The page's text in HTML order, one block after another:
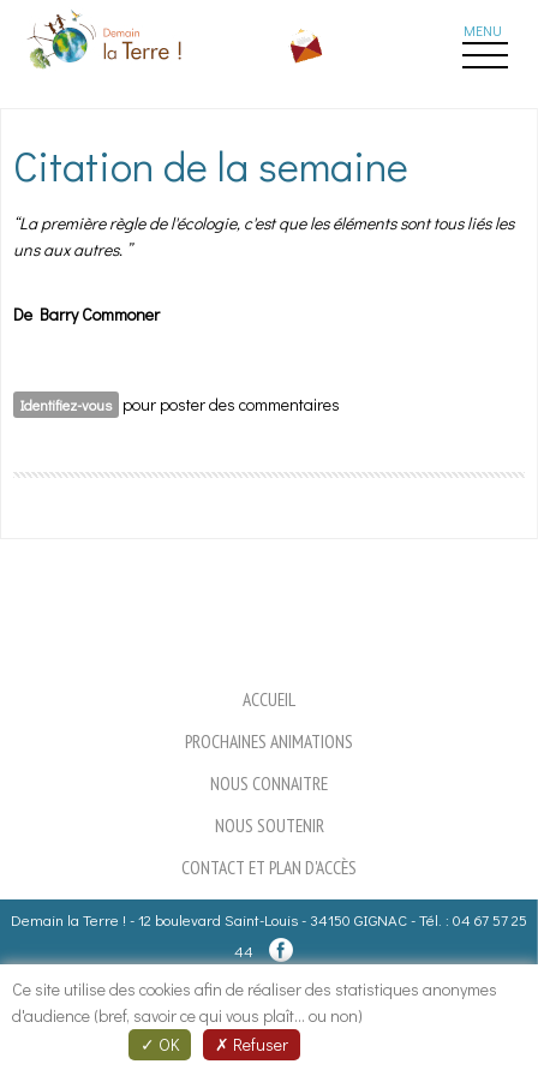
Aller au contenu principal
Citation de la semaine
“La première règle de l'écologie, c'est que les éléments sont tous liés les
uns aux autres. ”
De Barry Commoner
Identifiez-vous pour poster des commentaires
ACCUEIL
PROCHAINES ANIMATIONS
NOUS CONNAITRE
NOUS SOUTENIR
CONTACT ET PLAN D'ACCÈS
Demain la Terre ! - 12 boulevard Saint-Louis - 34150 GIGNAC - Tél. : 04 67 57 25
44
Formulaire de recherche
Rechercher
Ce site utilise des cookies afin de réaliser des statistiques anonymes
d'audience (bref, savoir ce qui vous plaît... ou non)
OK
Refuser